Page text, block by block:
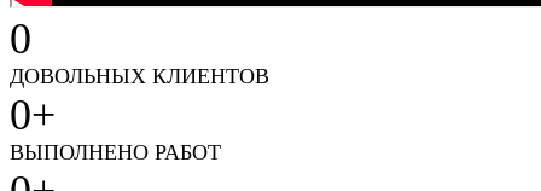
0
ДОВОЛЬНЫХ КЛИЕНТОВ
0+
ВЫПОЛНЕНО РАБОТ